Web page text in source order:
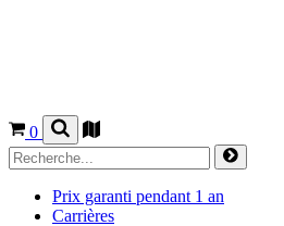
0
Prix garanti pendant 1 an
Carrières